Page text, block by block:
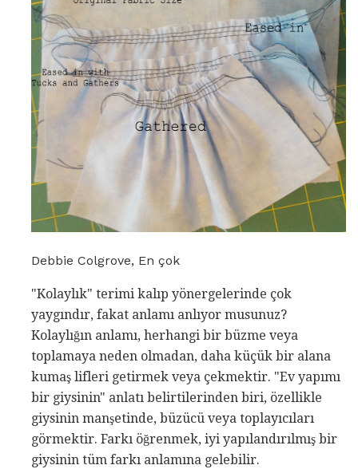
Debbie Colgrove, En çok
"Kolaylık" terimi kalıp yönergelerinde çok
yaygındır, fakat anlamı anlıyor musunuz?
Kolaylığın anlamı, herhangi bir büzme veya
toplamaya neden olmadan, daha küçük bir alana
kumaş lifleri getirmek veya çekmektir. "Ev yapımı
bir giysinin" anlatı belirtilerinden biri, özellikle
giysinin manşetinde, büzücü veya toplayıcıları
görmektir. Farkı öğrenmek, iyi yapılandırılmış bir
giysinin tüm farkı anlamına gelebilir.